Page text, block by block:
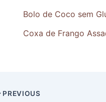
Bolo de Coco sem
Coxa de Frango
PREVIOUS